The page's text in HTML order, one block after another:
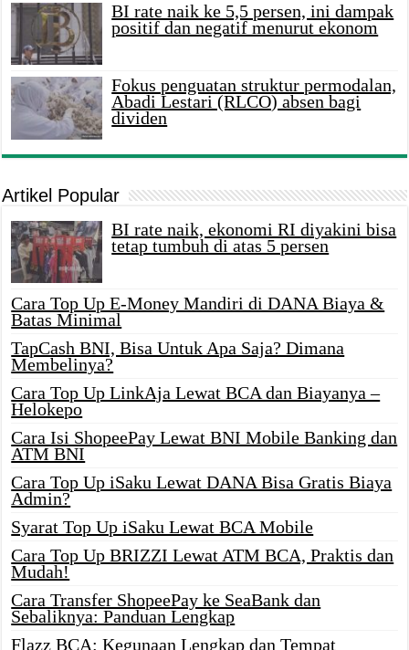
BI rate naik ke 5,5 persen, ini dampak
positif dan negatif menurut ekonom
Fokus penguatan struktur permodalan,
Abadi Lestari (RLCO) absen bagi
dividen
Artikel Popular
BI rate naik, ekonomi RI diyakini bisa
tetap tumbuh di atas 5 persen
Cara Top Up E-Money Mandiri di DANA Biaya &
Batas Minimal
TapCash BNI, Bisa Untuk Apa Saja? Dimana
Membelinya?
Cara Top Up LinkAja Lewat BCA dan Biayanya –
Helokepo
Cara Isi ShopeePay Lewat BNI Mobile Banking dan
ATM BNI
Cara Top Up iSaku Lewat DANA Bisa Gratis Biaya
Admin?
Syarat Top Up iSaku Lewat BCA Mobile
Cara Top Up BRIZZI Lewat ATM BCA, Praktis dan
Mudah!
Cara Transfer ShopeePay ke SeaBank dan
Sebaliknya: Panduan Lengkap
Flazz BCA: Kegunaan Lengkap dan Tempat